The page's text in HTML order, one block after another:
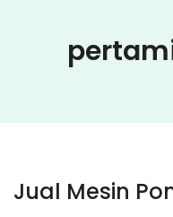
Jual Mesin